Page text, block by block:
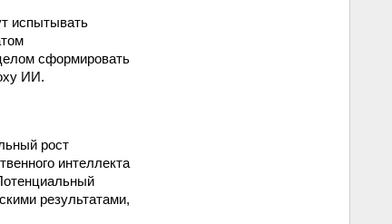
испытывать
сформировать
ИИ.
рост
интеллекта
результатами,